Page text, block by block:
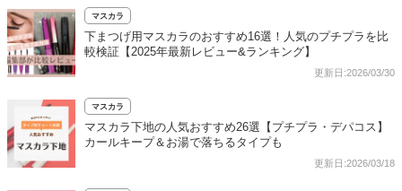
マスカラ
下まつげ用マスカラのおすすめ16選！人気のプチプラを比
較検証【2025年最新レビュー&ランキング】
更新日:2026/03/30
マスカラ
マスカラ下地の人気おすすめ26選【プチプラ・デパコス】
カールキープ＆お湯で落ちるタイプも
更新日:2026/03/18